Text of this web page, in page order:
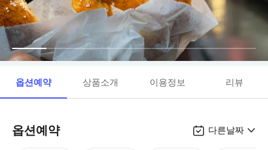
옵션예약 상품소개 이용정보 리뷰
옵션예약 다른날짜